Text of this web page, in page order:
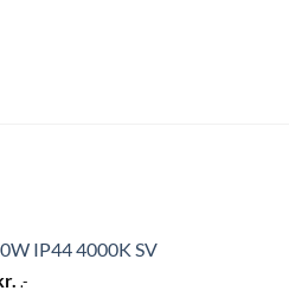
IP44 4000K SV
Current
.-